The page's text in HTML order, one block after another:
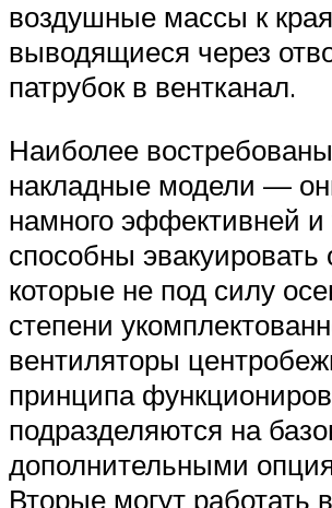
воздушные массы к
выводящиеся через
патрубок в вентканал.
Наиболее востребованы
накладные модели —
намного эффективней
способны
которые не под силу
степени
вентиляторы
принципа
подразделяются на
дополнительными
Вторые могут работать в